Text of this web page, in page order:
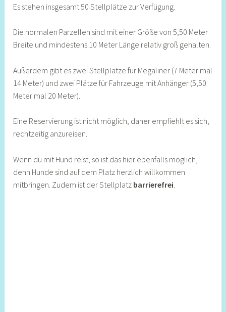
Es stehen insgesamt 50 Stellplätze zur Verfügung.
Die normalen Parzellen sind mit einer Größe von 5,50 Meter
Breite und mindestens 10 Meter Länge relativ groß gehalten.
Außerdem gibt es zwei Stellplätze für Megaliner (7 Meter mal
14 Meter) und zwei Plätze für Fahrzeuge mit Anhänger (5,50
Meter mal 20 Meter).
Eine Reservierung ist nicht möglich, daher empfiehlt es sich,
rechtzeitig anzureisen.
Wenn du mit Hund reist, so ist das hier ebenfalls möglich,
denn Hunde sind auf dem Platz herzlich willkommen
mitbringen. Zudem ist der Stellplatz barrierefrei.